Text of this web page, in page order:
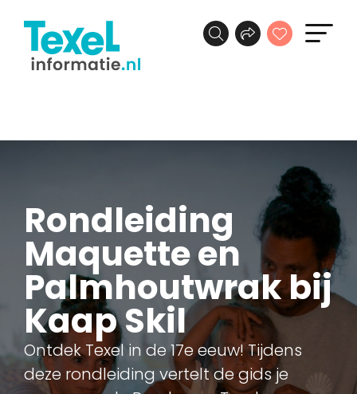
Rondleiding
Maquette en
Palmhoutwrak bij
Kaap Skil
Ontdek Texel in de 17e eeuw! Tijdens
deze rondleiding vertelt de gids je